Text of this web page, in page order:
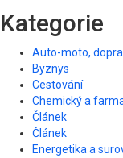
Kategorie
Auto-moto,
Byznys
Cestování
Chemický a
Článek
Článek
Energetika a